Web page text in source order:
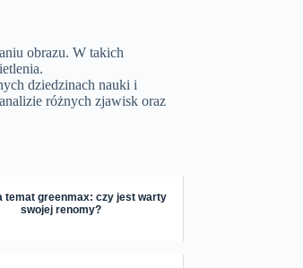
obrazu. W takich
dziedzinach nauki i
różnych zjawisk oraz
temat greenmax: czy jest warty
swojej renomy?